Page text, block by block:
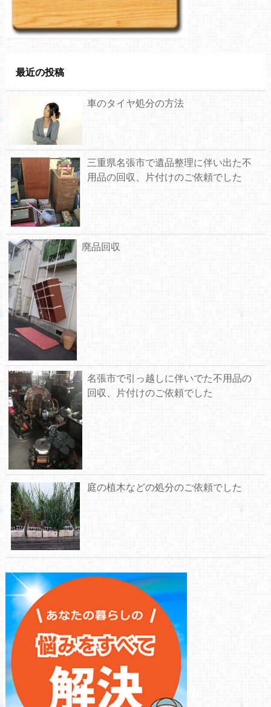
最近の投稿
車のタイヤ処分の方法
三重県名張市で遺品整理に伴い出た不
用品の回収、片付けのご依頼でした
廃品回収
名張市で引っ越しに伴いでた不用品の
回収、片付けのご依頼でした
庭の植木などの処分のご依頼でした